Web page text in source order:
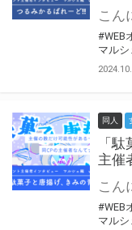
#WEB
マルシ
同人
「
主催
#WEB
マルシ